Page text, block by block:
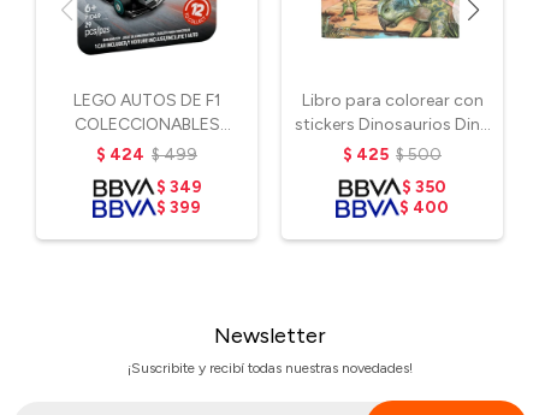
LEGO AUTOS DE F1
COLECCIONABLES
(VARIADOS)
$ 424 $499
$ 349
$ 399
Libro para colorear con
stickers Dinosaurios Dino
World
$ 425 $500
$ 350
$ 400
Newsletter
¡Suscribite y recibí todas nuestras novedades!